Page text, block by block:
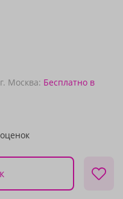
Москва: Бесплатно в